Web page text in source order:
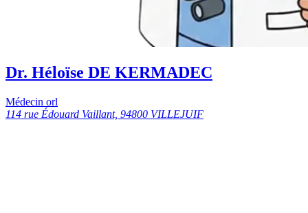
Dr. Héloïse DE KERMADEC
Médecin orl
114 rue Édouard Vaillant, 94800 VILLEJUIF